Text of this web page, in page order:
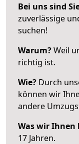
Bei uns sind
zuverlässige
suchen!
Warum?Weil
richtig ist.
Wie? Durch
können wir
andere
Was wir Ihnen
17 Jahren.